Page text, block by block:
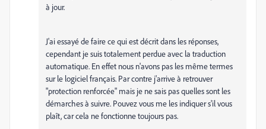
à jour.
J'ai essayé de faire ce qui est décrit dans les réponses,
cependant je suis totalement perdue avec la traduction
automatique. En effet nous n'avons pas les même termes
sur le logiciel français. Par contre j'arrive à retrouver
"protection renforcée" mais je ne sais pas quelles sont les
démarches à suivre. Pouvez vous me les indiquer s'il vous
plaît, car cela ne fonctionne toujours pas.